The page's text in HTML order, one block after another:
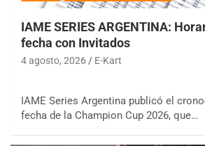
IAME SERIES ARGENTINA:
fecha con Invitados
4 agosto, 2026 E-Kart
IAME Series Argentina publicó el
fecha de la Champion Cup 2026, que…